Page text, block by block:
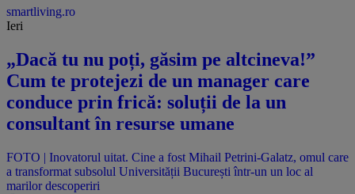
smartliving.ro
Ieri
„Dacă tu nu poți, găsim pe altcineva!”
Cum te protejezi de un manager care
conduce prin frică: soluții de la un
consultant în resurse umane
FOTO | Inovatorul uitat. Cine a fost Mihail Petrini-Galatz, omul care
a transformat subsolul Universității București într-un un loc al
marilor descoperiri